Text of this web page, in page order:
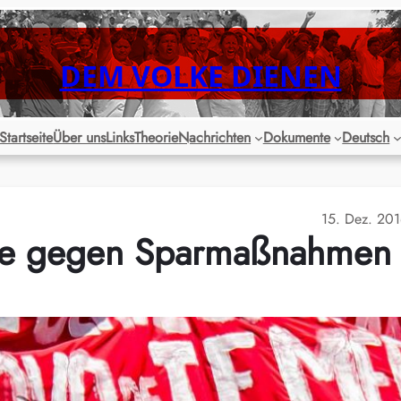
DEM VOLKE DIENEN
StartseiteÜber unsLinksTheorieNachrichten Dokumente Deutsch
15. Dez.
gegen Sparmaßnahmen